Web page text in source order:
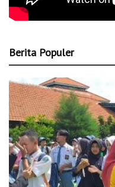
Berita Populer